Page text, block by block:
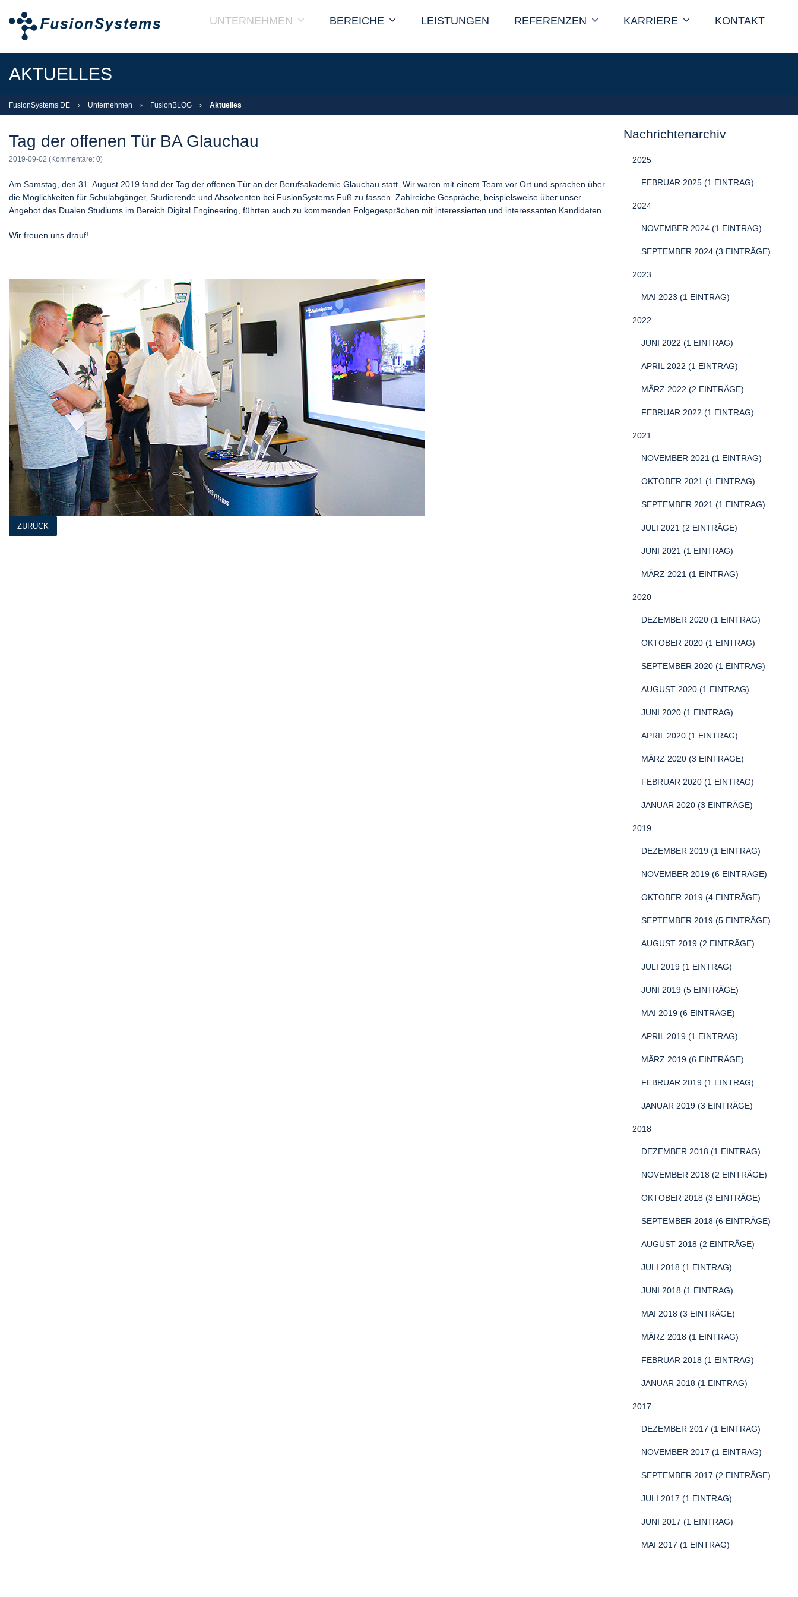
UNTERNEHMEN BEREICHE LEISTUNGEN REFERENZEN KARRIERE KONTAKT
AKTUELLES
FusionSystems DE › Unternehmen › FusionBLOG › Aktuelles
Tag der offenen Tür BA Glauchau
2019-09-02 (Kommentare: 0)
Am Samstag, den 31. August 2019 fand der Tag der offenen Tür an der Berufsakademie Glauchau statt. Wir waren mit einem Team vor Ort und sprachen über
die Möglichkeiten für Schulabgänger, Studierende und Absolventen bei FusionSystems Fuß zu fassen. Zahlreiche Gespräche, beispielsweise über unser
Angebot des Dualen Studiums im Bereich Digital Engineering, führten auch zu kommenden Folgegesprächen mit interessierten und interessanten Kandidaten.
Wir freuen uns drauf!
ZURÜCK
Nachrichtenarchiv
2025
FEBRUAR 2025 (1 EINTRAG)
2024
NOVEMBER 2024 (1 EINTRAG)
SEPTEMBER 2024 (3 EINTRÄGE)
2023
MAI 2023 (1 EINTRAG)
2022
JUNI 2022 (1 EINTRAG)
APRIL 2022 (1 EINTRAG)
MÄRZ 2022 (2 EINTRÄGE)
FEBRUAR 2022 (1 EINTRAG)
2021
NOVEMBER 2021 (1 EINTRAG)
OKTOBER 2021 (1 EINTRAG)
SEPTEMBER 2021 (1 EINTRAG)
JULI 2021 (2 EINTRÄGE)
JUNI 2021 (1 EINTRAG)
MÄRZ 2021 (1 EINTRAG)
2020
DEZEMBER 2020 (1 EINTRAG)
OKTOBER 2020 (1 EINTRAG)
SEPTEMBER 2020 (1 EINTRAG)
AUGUST 2020 (1 EINTRAG)
JUNI 2020 (1 EINTRAG)
APRIL 2020 (1 EINTRAG)
MÄRZ 2020 (3 EINTRÄGE)
FEBRUAR 2020 (1 EINTRAG)
JANUAR 2020 (3 EINTRÄGE)
2019
DEZEMBER 2019 (1 EINTRAG)
NOVEMBER 2019 (6 EINTRÄGE)
OKTOBER 2019 (4 EINTRÄGE)
SEPTEMBER 2019 (5 EINTRÄGE)
AUGUST 2019 (2 EINTRÄGE)
JULI 2019 (1 EINTRAG)
JUNI 2019 (5 EINTRÄGE)
MAI 2019 (6 EINTRÄGE)
APRIL 2019 (1 EINTRAG)
MÄRZ 2019 (6 EINTRÄGE)
FEBRUAR 2019 (1 EINTRAG)
JANUAR 2019 (3 EINTRÄGE)
2018
DEZEMBER 2018 (1 EINTRAG)
NOVEMBER 2018 (2 EINTRÄGE)
OKTOBER 2018 (3 EINTRÄGE)
SEPTEMBER 2018 (6 EINTRÄGE)
AUGUST 2018 (2 EINTRÄGE)
JULI 2018 (1 EINTRAG)
JUNI 2018 (1 EINTRAG)
MAI 2018 (3 EINTRÄGE)
MÄRZ 2018 (1 EINTRAG)
FEBRUAR 2018 (1 EINTRAG)
JANUAR 2018 (1 EINTRAG)
2017
DEZEMBER 2017 (1 EINTRAG)
NOVEMBER 2017 (1 EINTRAG)
SEPTEMBER 2017 (2 EINTRÄGE)
JULI 2017 (1 EINTRAG)
JUNI 2017 (1 EINTRAG)
MAI 2017 (1 EINTRAG)